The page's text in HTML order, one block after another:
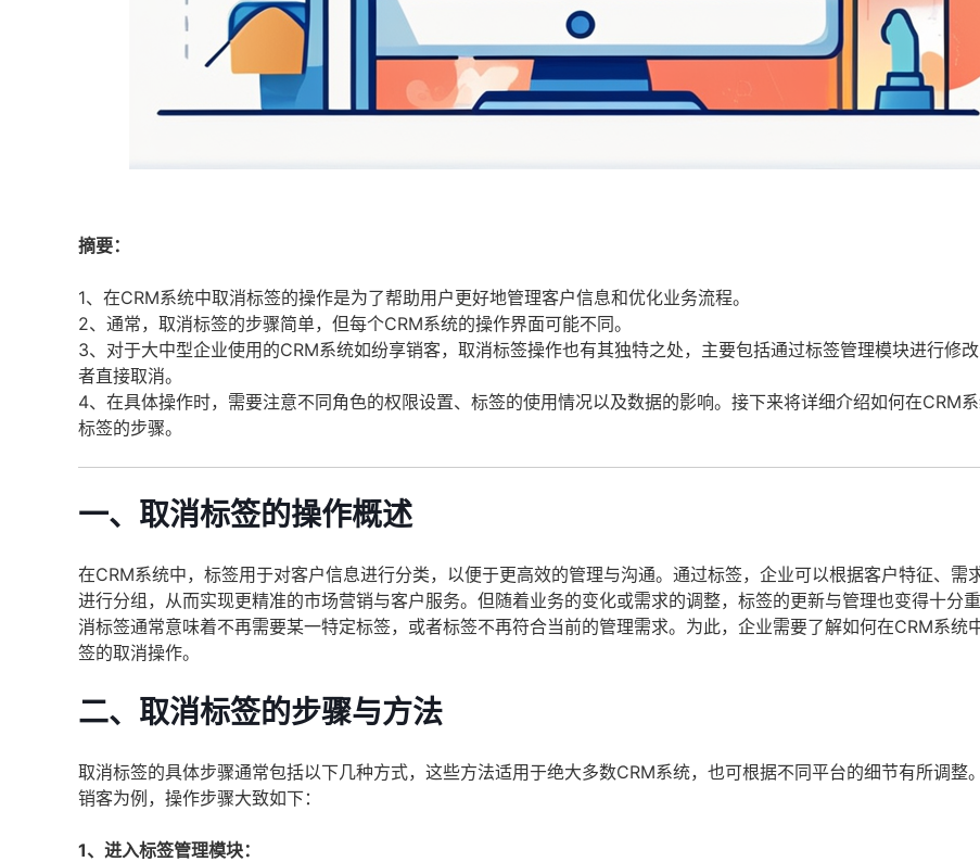
摘要：
1、在CRM系统中取消标签的操作是为了帮助用户更好地管理客户信息和优化业务流程。
2、通常，取消标签的步骤简单，但每个CRM系统的操作界面可能不同。
3、对于大中型企业使用的CRM系统如纷享销客，取消标签操作也有其独特之处，主要包括通过标签管理模块进行修
者直接取消。
4、在具体操作时，需要注意不同角色的权限设置、标签的使用情况以及数据的影响。接下来将详细介绍如何在CRM
标签的步骤。
一、取消标签的操作概述
在CRM系统中，标签用于对客户信息进行分类，以便于更高效的管理与沟通。通过标签，企业可以根据客户特征、需
进行分组，从而实现更精准的市场营销与客户服务。但随着业务的变化或需求的调整，标签的更新与管理也变得十分
消标签通常意味着不再需要某一特定标签，或者标签不再符合当前的管理需求。为此，企业需要了解如何在CRM系统
签的取消操作。
二、取消标签的步骤与方法
取消标签的具体步骤通常包括以下几种方式，这些方法适用于绝大多数CRM系统，也可根据不同平台的细节有所调整
销客为例，操作步骤大致如下：
1、进入标签管理模块：